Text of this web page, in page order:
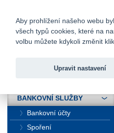
Fio banka
BANKOVNÍ SLUŽBY
Bankovní účty
Spoření
Aby prohlížení našeho webu
všech typů cookies, které na
volbu můžete kdykoli změnit
Upravit nastavení